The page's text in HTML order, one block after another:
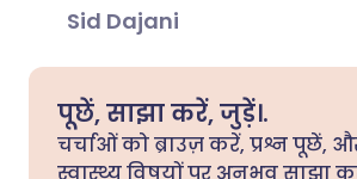
Sid Dajani
पूछें, साझा करें, जुड़ें।.
चर्चाओं को ब्राउज़ करें, प्रश्न पूछें,